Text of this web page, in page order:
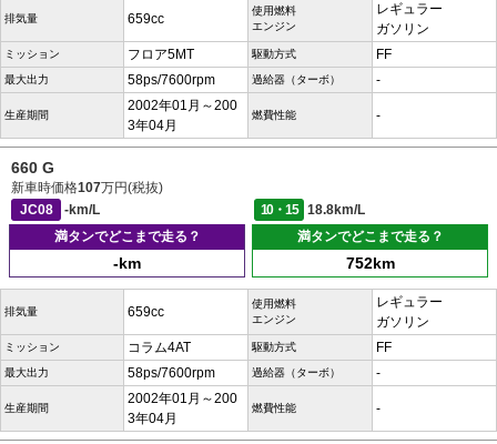
排気量 659cc
使用燃料
エンジン
レギュラー
ガソリン
ミッション フロア5MT 駆動方式 FF
最大出力 58ps/7600rpm 過給器（ターボ） -
生産期間
2002年01月～200
3年04月
燃費性能 -
660 G
新車時価格107万円(税抜)
JC08
-km/L 10・15
18.8km/L
満タンでどこまで走る？
-km
満タンでどこまで走る？
752km
排気量 659cc
使用燃料
エンジン
レギュラー
ガソリン
ミッション コラム4AT 駆動方式 FF
最大出力 58ps/7600rpm 過給器（ターボ） -
生産期間
2002年01月～200
3年04月
燃費性能 -